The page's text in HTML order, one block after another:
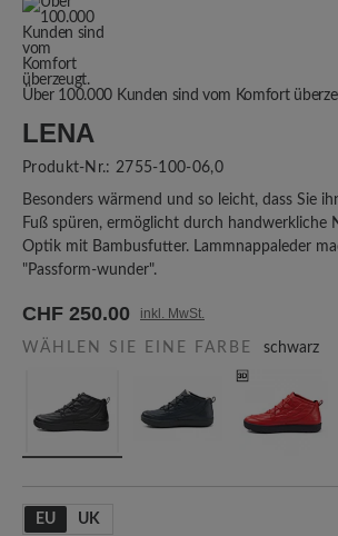
Über 100.000 Kunden sind vom Komfort
LENA
Produkt-Nr.: 2755-100-06,0
Besonders wärmend und so leicht, dass Sie
Fuß spüren, ermöglicht durch handwerkliche
Optik mit Bambusfutter. Lammnappaleder
"Passform-wunder".
CHF 250.00 inkl. MwSt.
WÄHLEN SIE EINE FARBE schwarz
EU UK